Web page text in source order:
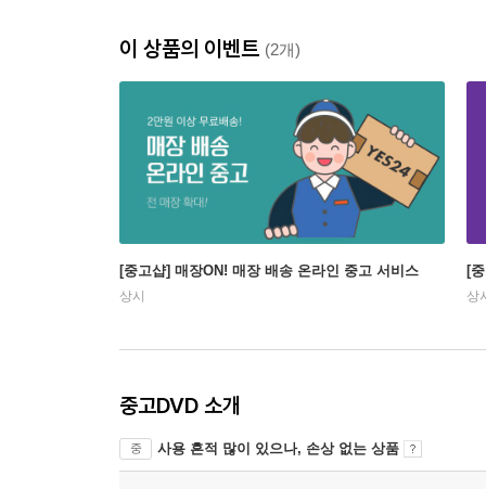
이 상품의 이벤트 (2개)
[중고샵] 매장ON! 매장 배송 온라인 중고 서비스
상시
[
상
중고DVD 소개
중 사용 흔적 많이 있으나, 손상 없는 상품